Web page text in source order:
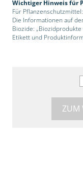
Wichtiger Hinweis für
Für
Die Informationen auf
Biozide:
Etikett und
ZUM